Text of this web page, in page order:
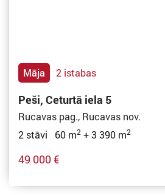
Māja 2 istabas
Peši, Ceturtā iela 5
Rucavas pag., Rucavas nov.
2 stāvi 60 m2 + 3 390 m2
49 000 €